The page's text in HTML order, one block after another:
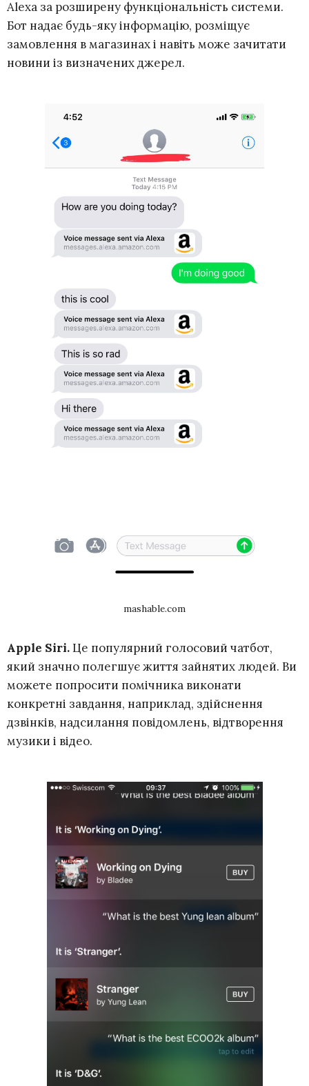
Alexa за розширену функціональність системи.
Бот надає будь-яку інформацію, розміщує
замовлення в магазинах і навіть може зачитати
новини із визначених джерел.
mashable.com
Apple Siri.Це популярний голосовий чатбот,
який значно полегшує життя зайнятих людей. Ви
можете попросити помічника виконати
конкретні завдання, наприклад, здійснення
дзвінків, надсилання повідомлень, відтворення
музики і відео.